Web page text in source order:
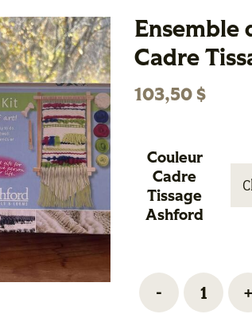
Ensemble
Cadre
103,50 $
Couleur
Cadre
Tissage
Ashford
quantité